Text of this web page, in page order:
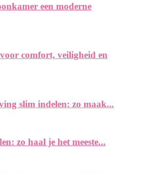
een moderne
comfort, veiligheid en
slim indelen: zo maak...
zo haal je het meeste...